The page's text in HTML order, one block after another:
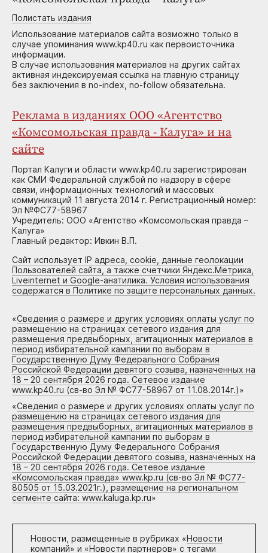
Полистать издания
Использование материалов сайта возможно только в
случае упоминания www.kp40.ru как первоисточника
информации.
В случае использования материалов на других сайтах
активная индексируемая ссылка на главную страницу
без заключения в no-index, no-follow обязательна.
Реклама в изданиях ООО «Агентство
«Комсомольская правда - Калуга» и на
сайте
Портал Калуги и области www.kp40.ru зарегистрирован
как СМИ Федеральной службой по надзору в сфере
связи, информационных технологий и массовых
коммуникаций 11 августа 2014 г. Регистрационный номер:
Эл №ФС77-58967
Учредитель: ООО «Агентство «Комсомольская правда –
Калуга»
Главный редактор: Ивкин В.П.
Сайт использует IP адреса, cookie, данные геолокации
Пользователей сайта, а также счетчики Яндекс.Метрика,
Liveinternet и Google-анатилика. Условия использования
содержатся в Политике по защите персональных данных.
«Сведения о размере и других условиях оплаты услуг по
размещению на страницах сетевого издания для
размещения предвыборных, агитационных материалов в
период избирательной кампании по выборам в
Государственную Думу Федерального Собрания
Российской Федерации девятого созыва, назначенных на
18 – 20 сентября 2026 года. Сетевое издание
www.kp40.ru (св-во Эл № ФС77-58967 от 11.08.2014г.)»
«Сведения о размере и других условиях оплаты услуг по
размещению на страницах сетевого издания для
размещения предвыборных, агитационных материалов в
период избирательной кампании по выборам в
Государственную Думу Федерального Собрания
Российской Федерации девятого созыва, назначенных на
18 – 20 сентября 2026 года. Сетевое издание
«Комсомольская правда» www.kp.ru (св-во Эл № ФС77-
80505 от 15.03.2021г.), размещение на региональном
сегменте сайта: www.kaluga.kp.ru»
Новости, размещенные в рубриках «Новости
компаний» и «Новости партнеров» с тегами